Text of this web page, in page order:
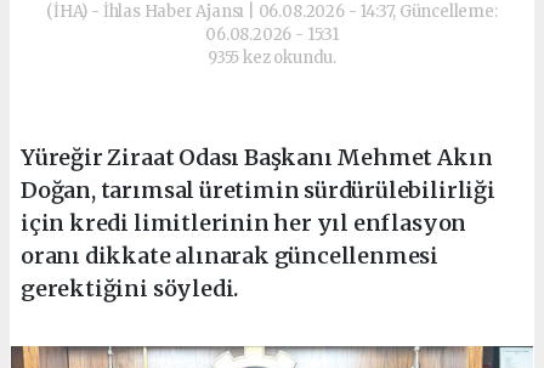
(İHA) - İhlas Haber Ajansı | 06.08.2026 - 14:37, Güncelleme:
06.08.2026 - 15:31
9355 kez okundu.
Yüreğir Ziraat Odası Başkanı Mehmet Akın
Doğan, tarımsal üretimin sürdürülebilirliği
için kredi limitlerinin her yıl enflasyon
oranı dikkate alınarak güncellenmesi
gerektiğini söyledi.